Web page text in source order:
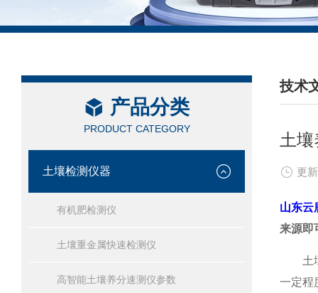
产品分类
PRODUCT CATEGORY
土壤检测仪器
有机肥检测仪
土壤重金属快速检测仪
高智能土壤养分速测仪参数
技术
/
土
更
来源即
土壤
一定程